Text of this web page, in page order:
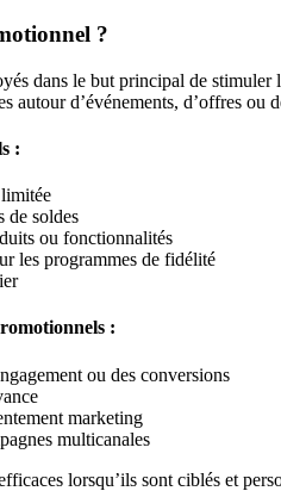
?
dans le but principal de stimuler
autour d’événements, d’offres ou
:
de soldes
ou fonctionnalités
les programmes de fidélité
:
ou des conversions
marketing
multicanales
lorsqu’ils sont ciblés et